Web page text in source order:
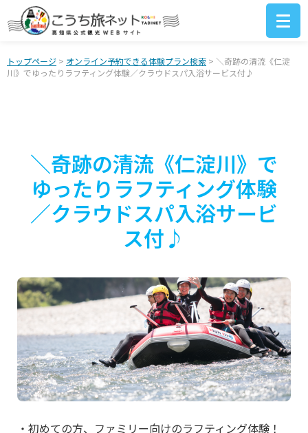
トップページ > オンライン予約できる体験プラン検索 > ＼奇跡の清流《仁淀
川》でゆったりラフティング体験／クラウドスパ入浴サービス付♪
＼奇跡の清流《仁淀川》で
ゆったりラフティング体験
／クラウドスパ入浴サービ
ス付♪
・初めての方、ファミリー向けのラフティング体験！